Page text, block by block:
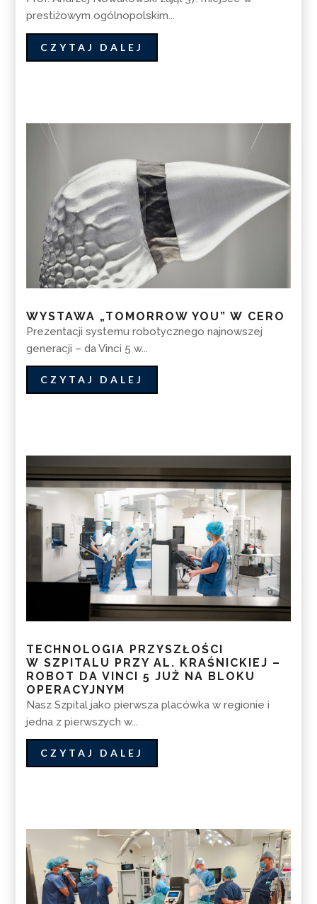
prestiżowym ogólnopolskim...
CZYTAJ DALEJ
WYSTAWA „TOMORROW YOU” W CERO
Prezentacji systemu robotycznego najnowszej
generacji – da Vinci 5 w...
CZYTAJ DALEJ
TECHNOLOGIA PRZYSZŁOŚCI
W SZPITALU PRZY AL. KRAŚNICKIEJ –
ROBOT DA VINCI 5 JUŻ NA BLOKU
OPERACYJNYM
Nasz Szpital jako pierwsza placówka w regionie i
jedna z pierwszych w...
CZYTAJ DALEJ